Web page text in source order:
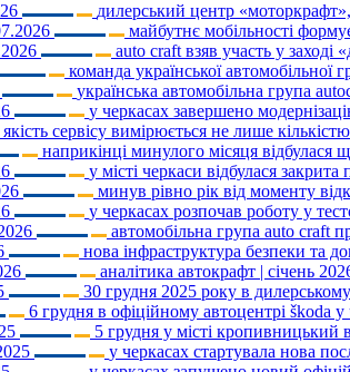
дилерський центр
майбутнє мобільності
auto craft взяв участь у заході
команда української автомобільної
українська автомобільна група
у черкасах завершено
якість сервісу вимірюється не лише
наприкінці минулого місяця відбулася
у місті черкаси відбулася
минув рівно рік від моменту
у черкасах розпочав роботу у
автомобільна група auto craft
нова інфраструктура безпеки та
аналітика автокрафт | січень
30 грудня 2025 року в
6 грудня в офіційному автоцентрі škoda
5 грудня у місті кропивницький
у черкасах стартувала нова